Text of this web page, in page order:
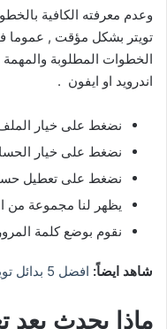
وعدم معرفته الكافية
تويتر بشكل مؤقت , عموما
الخطوات المطلوبة
اندرويد او ايفون .
نضغط على خيار
نضغط على خيار
نضغط على تعطيل
يظهر لنا مجموعة من
نقوم بوضع كلمة
شاهد ايضاً: افضل 5 بدائل تويتر للتطبيق الرسمي بمميزات إضافية
ماذا يحدث